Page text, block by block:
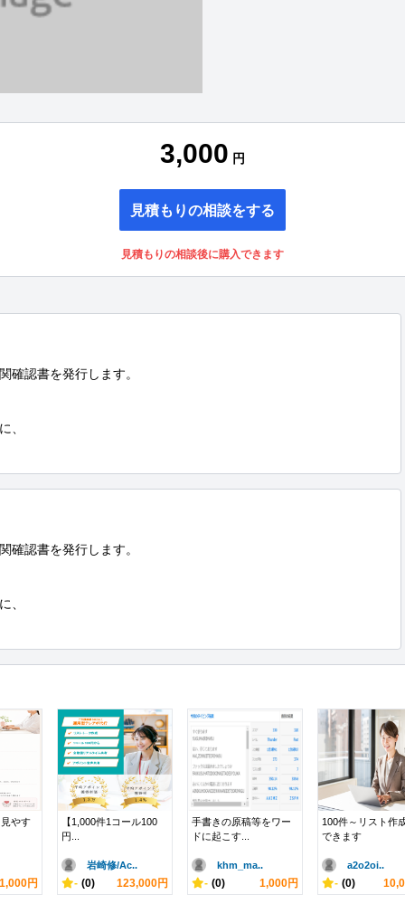
3,000 円
見積もりの相談をする
見積もりの相談後に購入できます
確認書を発行します。
、
確認書を発行します。
、
やす
1,000円
【1,000件1コール100
円...
岩崎修/Ac..
- (0) 123,000円
手書きの原稿等をワー
ドに起こす...
khm_ma..
- (0) 1,000円
100件～リスト作
できます
a2o2oi..
- (0)